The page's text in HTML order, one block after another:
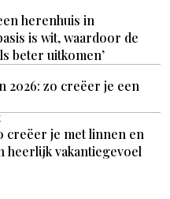
herenhuis in
is wit, waardoor de
beter uitkomen’
2026: zo creëer je een
creëer je met linnen en
heerlijk vakantiegevoel